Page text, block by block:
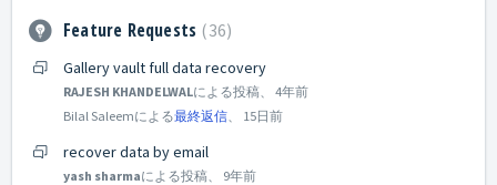
Feature Requests 36
Gallery vault full data recovery
RAJESH KHANDELWALによる投稿、 4年前
Bilal Saleemによる最終返信 15日前
recover data by email
yash sharmaによる投稿、 9年前